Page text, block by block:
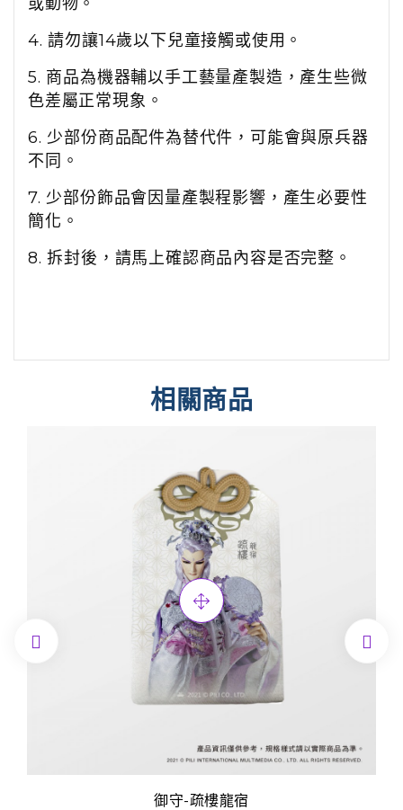
4. 請勿讓14歲以下兒童接觸或使用。
5. 商品為機器輔以手工藝量產製造，產生些微
色差屬正常現象。
6. 少部份商品配件為替代件，可能會與原兵器
不同。
7. 少部份飾品會因量產製程影響，產生必要性
簡化。
8. 拆封後，請馬上確認商品內容是否完整。
相關商品
御守-疏樓龍宿
 